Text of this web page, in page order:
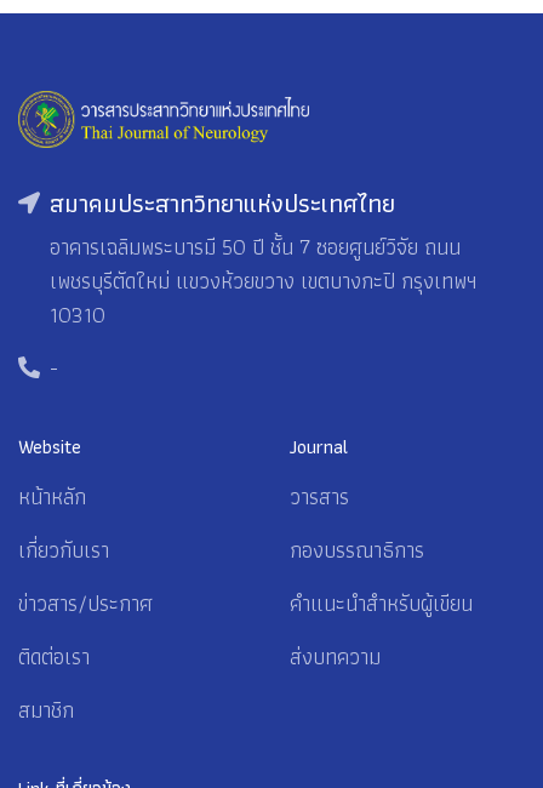
สมาคมประสาทวิทยาแห่งประเทศไทย
อาคารเฉลิมพระบารมี 50 ปี ชั้น 7 ซอยศูนย์วิจัย ถนน
เพชรบุรีตัดใหม่ แขวงห้วยขวาง เขตบางกะปิ กรุงเทพฯ
10310
-
Website
หน้าหลัก
เกี่ยวกับเรา
ข่าวสาร/ประกาศ
ติดต่อเรา
สมาชิก
Journal
วารสาร
กองบรรณาธิการ
คำแนะนำสำหรับผู้เขียน
ส่งบทความ